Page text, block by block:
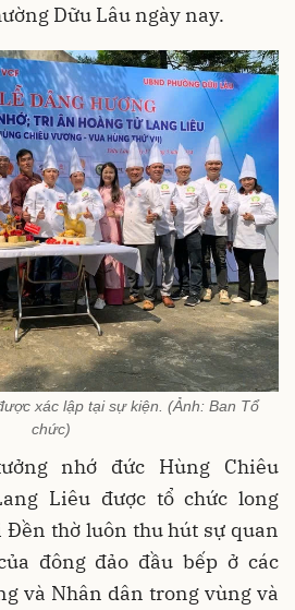
Dữu Lâu ngày nay.
xác lập tại sự kiện. (Ảnh: Ban Tổ
chức)
nhớ đức Hùng Chiêu
Liêu được tổ chức long
thờ luôn thu hút sự quan
đông đảo đầu bếp ở các
và Nhân dân trong vùng và